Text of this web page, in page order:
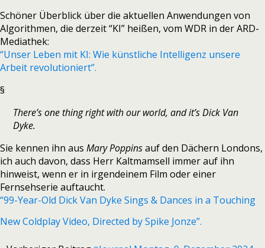
Schöner Überblick über die aktuellen Anwendungen von
Algorithmen, die derzeit “KI” heißen, vom WDR in der ARD-
Mediathek:
“Unser Leben mit KI: Wie künstliche Intelligenz unsere
Arbeit revolutioniert”.
§
There’s one thing right with our world, and it’s Dick Van
Dyke.
Sie kennen ihn aus Mary Poppinsauf den Dächern Londons,
ich auch davon, dass Herr Kaltmamsell immer auf ihn
hinweist, wenn er in irgendeinem Film oder einer
Fernsehserie auftaucht.
“99-Year-Old Dick Van Dyke Sings & Dances in a Touching
New Coldplay Video, Directed by Spike Jonze”.